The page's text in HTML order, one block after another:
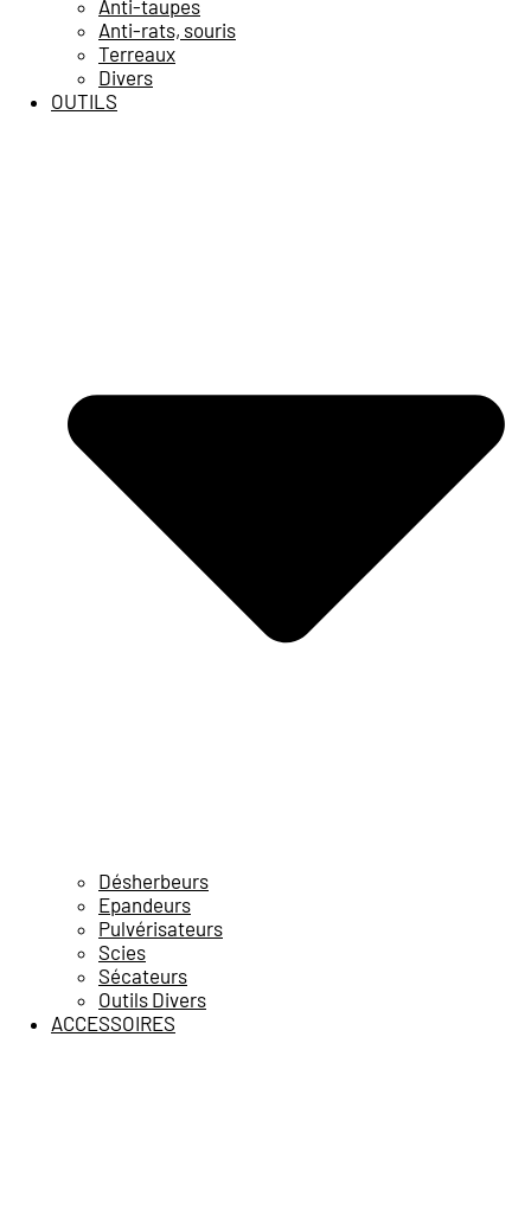
Anti-taupes
Anti-rats, souris
Terreaux
Divers
OUTILS
Désherbeurs
Epandeurs
Pulvérisateurs
Scies
Sécateurs
Outils Divers
ACCESSOIRES